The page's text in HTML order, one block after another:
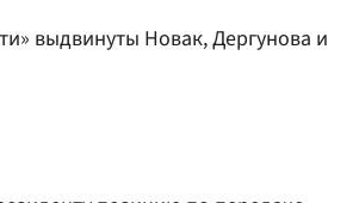
выдвинуты Новак, Дергунова и